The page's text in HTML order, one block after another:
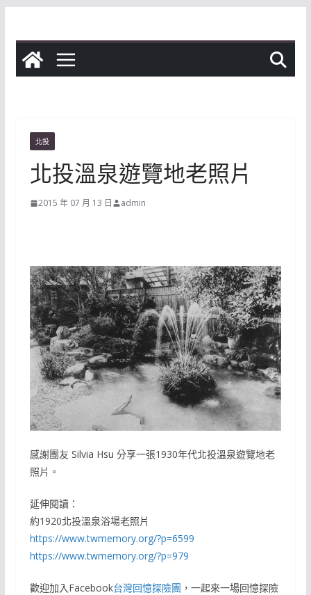
content
北投
北投溫泉遊覽地老照片
2015 年 07 月 13 日 admin
感謝團友 Silvia Hsu 分享一張1930年代北投溫泉遊覽地老
照片。
延伸閱讀：
約1920北投溫泉浴場老照片
https://www.twmemory.org/?p=6599
https://www.twmemory.org/?p=979
歡迎加入Facebook台灣回憶探險團 ，一起來一場回憶探險